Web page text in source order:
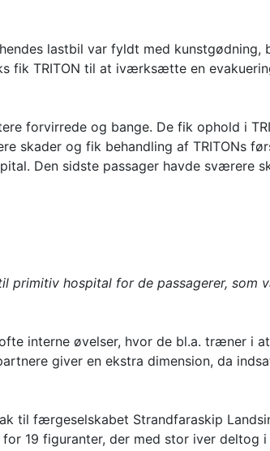
lastbil var fyldt med
TRITON til at iværksætte en
forvirrede og bange. De fik ophold i
skader og fik behandling af TRITONs
Den sidste passager havde sværere
primitiv hospital for de passagerer, som
interne øvelser, hvor de bl.a. træner i
giver en ekstra dimension, da
til færgeselskabet Strandfaraskip
19 figuranter, der med stor iver deltog i